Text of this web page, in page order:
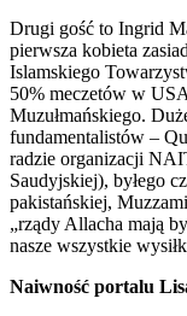
Drugi gość to Ingrid
pierwsza kobieta
Islamskiego
50% meczetów w
Muzułmańskiego.
fundamentalistów –
radzie organizacji
Saudyjskiej), byłego
pakistańskiej,
„rządy Allacha mają
nasze wszystkie
Naiwność portalu